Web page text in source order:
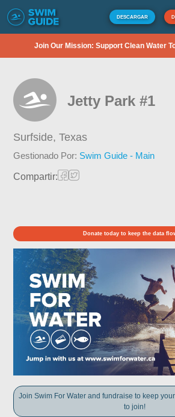
DESCARGAR
Join Our Mission: Support Clean Water
Jetty Park #1
Surfside,Texas
Gestionado Por: Swim Guide - Main
Compartir:
Donate today to keep the data
Join Swim For Water and fundraise to keep
to join!